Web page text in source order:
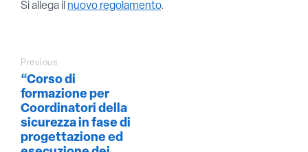
Si allega il nuovo regolamento.
Previous
“Corso di
formazione per
Coordinatori della
sicurezza in fase di
progettazione ed